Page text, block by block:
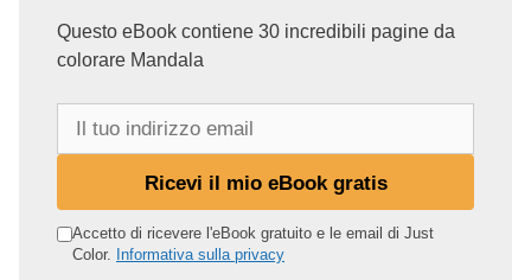
Questo eBook contiene 30 incredibili pagine da
colorare Mandala
o
Ricevi il mio eBook gratis
Accetto di ricevere l'eBook gratuito e le email di Just
Color.
Informativa sulla privacy